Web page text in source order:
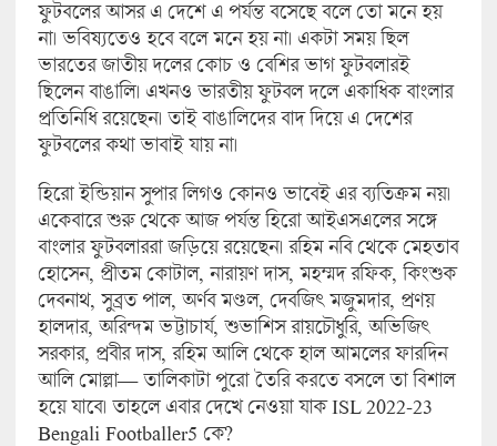
ফুটবলের আসর এ দেশে এ পর্যন্ত বসেছে বলে তো মনে হয়
না। ভবিষ্যতেও হবে বলে মনে হয় না। একটা সময় ছিল
ভারতের জাতীয় দলের কোচ ও বেশির ভাগ ফুটবলারই
ছিলেন বাঙালি। এখনও ভারতীয় ফুটবল দলে একাধিক বাংলার
প্রতিনিধি রয়েছেন। তাই বাঙালিদের বাদ দিয়ে এ দেশের
ফুটবলের কথা ভাবাই যায় না।
হিরো ইন্ডিয়ান সুপার লিগও কোনও ভাবেই এর ব্যতিক্রম নয়।
একেবারে শুরু থেকে আজ পর্যন্ত হিরো আইএসএলের সঙ্গে
বাংলার ফুটবলাররা জড়িয়ে রয়েছেন। রহিম নবি থেকে মেহতাব
হোসেন, প্রীতম কোটাল, নারায়ণ দাস, মহম্মদ রফিক, কিংশুক
দেবনাথ, সুব্রত পাল, অর্ণব মণ্ডল, দেবজিৎ মজুমদার, প্রণয়
হালদার, অরিন্দম ভট্টাচার্য, শুভাশিস রায়চৌধুরি, অভিজিৎ
সরকার, প্রবীর দাস, রহিম আলি থেকে হাল আমলের ফারদিন
আলি মোল্লা— তালিকাটা পুরো তৈরি করতে বসলে তা বিশাল
হয়ে যাবে। তাহলে এবার দেখে নেওয়া যাক ISL 2022-23
Bengali Footballer5 কে?